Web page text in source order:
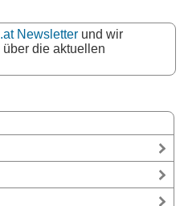
Newsletter und wir
die aktuellen